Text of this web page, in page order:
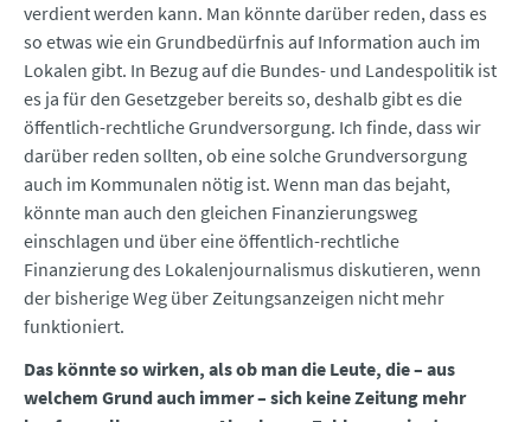
verdient werden kann. Man könnte darüber reden, dass es
so etwas wie ein Grundbedürfnis auf Information auch im
Lokalen gibt. In Bezug auf die Bundes- und Landespolitik ist
es ja für den Gesetzgeber bereits so, deshalb gibt es die
öffentlich-rechtliche Grundversorgung. Ich finde, dass wir
darüber reden sollten, ob eine solche Grundversorgung
auch im Kommunalen nötig ist. Wenn man das bejaht,
könnte man auch den gleichen Finanzierungsweg
einschlagen und über eine öffentlich-rechtliche
Finanzierung des Lokalenjournalismus diskutieren, wenn
der bisherige Weg über Zeitungsanzeigen nicht mehr
funktioniert.
Das könnte so wirken, als ob man die Leute, die – aus
welchem Grund auch immer – sich keine Zeitung mehr